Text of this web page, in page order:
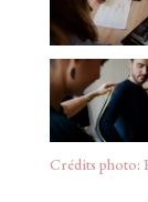
Crédits photo: